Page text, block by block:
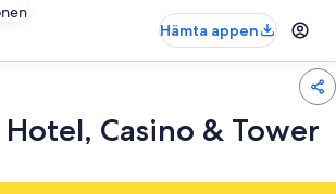
Hämta appen
Hotel, Casino & Tower